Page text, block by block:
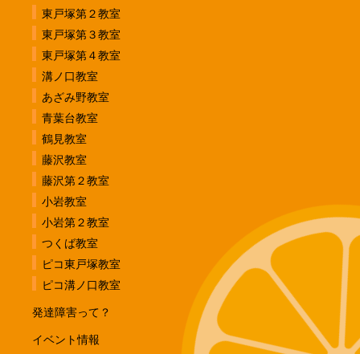
東戸塚第２教室
東戸塚第３教室
東戸塚第４教室
溝ノ口教室
あざみ野教室
青葉台教室
鶴見教室
藤沢教室
藤沢第２教室
小岩教室
小岩第２教室
つくば教室
ピコ東戸塚教室
ピコ溝ノ口教室
発達障害って？
イベント情報